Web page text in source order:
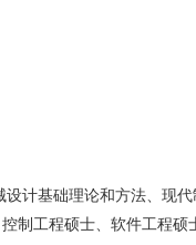
计基础理论和方法、现
工程硕士、软件工程硕